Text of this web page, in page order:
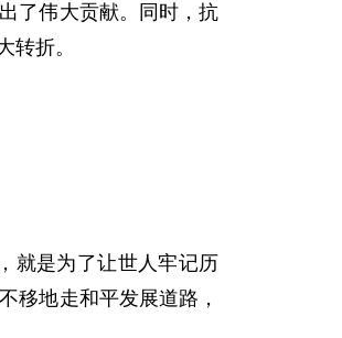
了伟大贡献。同时，抗
转折。
就是为了让世人牢记历
移地走和平发展道路，